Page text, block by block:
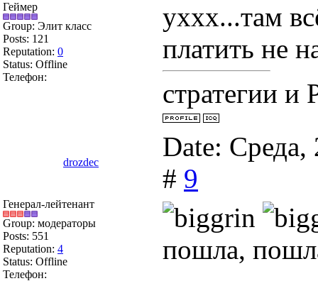
Геймер
Group: Элит класс
Posts: 121
Reputation: 0
Status: Offline
Телефон:
уххх...там
платить не
стратегии
drozdec
Date: Среда,
# 9
Генерал-лейтенант
Group: модераторы
Posts: 551
Reputation: 4
Status: Offline
Телефон:
пошла,